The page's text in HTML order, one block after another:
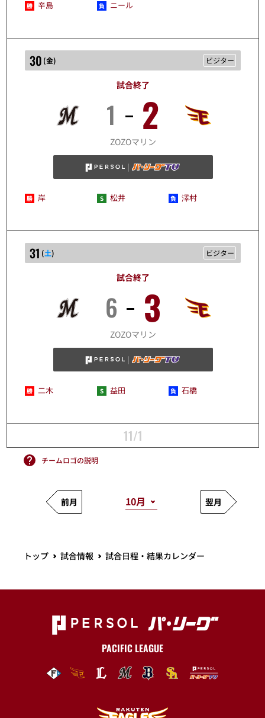
辛島 ニール
10/30
30 (金) ビジター
試合終了
1 2
ZOZOマリン
岸 松井 澤村
10/31
31 (土) ビジター
試合終了
6 3
ZOZOマリン
二木 益田 石橋
11/1
チームロゴの説明
前月 翌月
トップ 試合情報 試合日程・結果カレンダー
PACIFIC LEAGUE